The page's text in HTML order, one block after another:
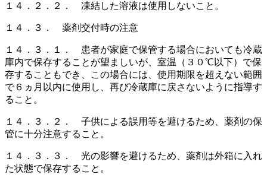
１４．２．２． 凍結した溶液は使用しないこと。
１４．３． 薬剤交付時の注意
１４．３．１． 患者が家庭で保管する場合においても冷蔵
庫内で保存することが望ましいが、室温（３０℃以下）で保
存することもでき、この場合には、使用期限を超えない範囲
で６ヵ月以内に使用し、再び冷蔵庫に戻さないように指導す
ること。
１４．３．２． 子供による誤用等を避けるため、薬剤の保
管に十分注意すること。
１４．３．３． 光の影響を避けるため、薬剤は外箱に入れ
た状態で保存すること。